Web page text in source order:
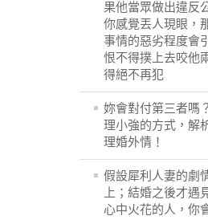
果他當眾做出違反
你感覺丟人現眼，
事情的惡劣程度會
恨不得撲上去咬他
得絕不再犯
妳會對付第三者嗎
理小強的方式，解
理婚外情！
假設犀利人妻的劇
上；結婚之後才遇
心中火花的人，你